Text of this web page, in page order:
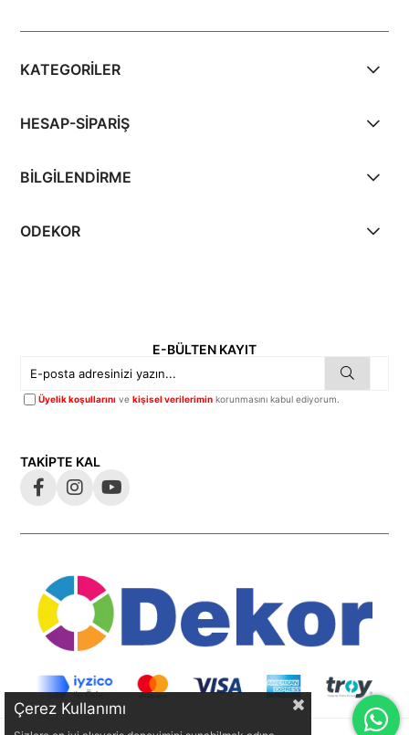
KATEGORİLER
HESAP-SİPARİŞ
BİLGİLENDİRME
ODEKOR
E-BÜLTEN KAYIT
Üyelik koşullarını vekişisel verilerimin korunmasını kabul ediyorum.
TAKİPTE KAL
Çerez Kullanımı